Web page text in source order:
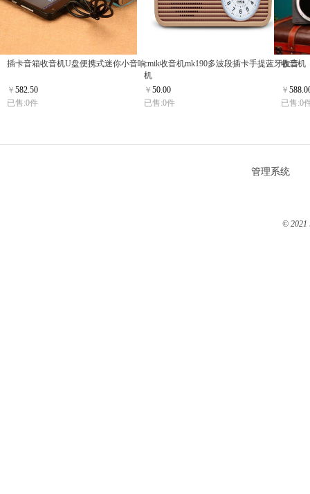
插卡音箱收音机U盘便携式迷你小音响
￥ 582.50
已售:0件
cmik收音机mk190多波段插卡手提蓝牙收音
机
￥ 50.00
已售:0件
收音机
￥
已售:0
管理系统
© 2021